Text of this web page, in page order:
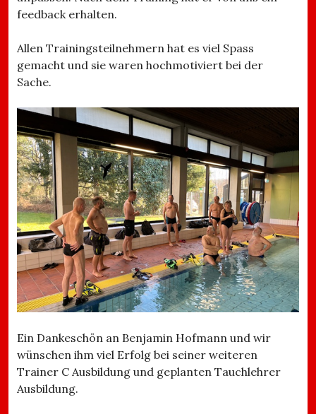
feedback erhalten.
Allen Trainingsteilnehmern hat es viel Spass
gemacht und sie waren hochmotiviert bei der
Sache.
Ein Dankeschön an Benjamin Hofmann und wir
wünschen ihm viel Erfolg bei seiner weiteren
Trainer C Ausbildung und geplanten Tauchlehrer
Ausbildung.